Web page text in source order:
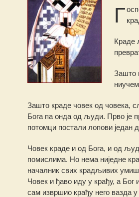
Г
Краде
Зашто
Зашто краде човек од човека,
Бога па онда од људи. Прво је
потомци постали лопови један
Човек краде и од Бога, и од
помислима. Но нема ниједне
началник свих крадљивих
Човек и ђаво иду у крађу, а Бог
сам извршио крађу него вазда